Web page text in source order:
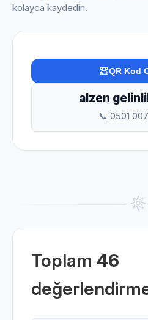
kolayca kaydedin.
QR Kod
alzen
📞 0501
Toplam 46